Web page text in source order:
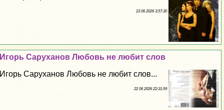
23 06 2026 3:57:30
Игорь Саруханов Любовь не любит слов
Игорь Саруханов Любовь не любит слов...
22 06 2026 22:31:59